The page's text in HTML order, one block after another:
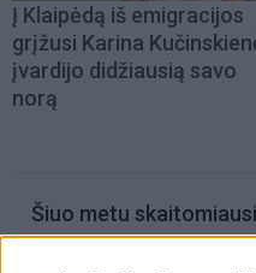
Į Klaipėdą iš emigracijos
grįžusi Karina
įvardijo didžiausią savo
norą
Šiuo metu skaitomiausi